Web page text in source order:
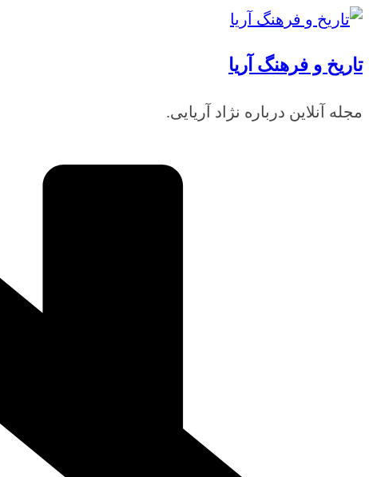
رفتن
محتوا
تاریخ و فرهنگ آریا
مجله آنلاین درباره نژاد آریایی.